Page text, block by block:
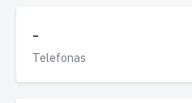
-
Telefonas